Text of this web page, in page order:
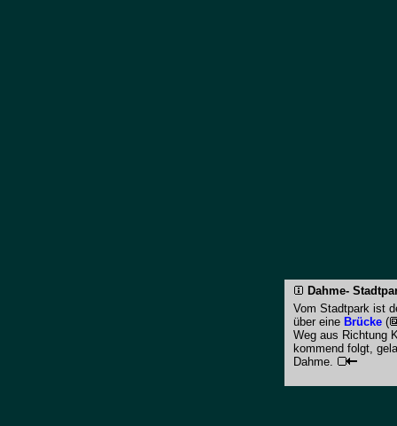
Dahme-
Vom Stadtpark ist
über eine Brücke(
Weg aus Richtung
kommend folgt,
Dahme.